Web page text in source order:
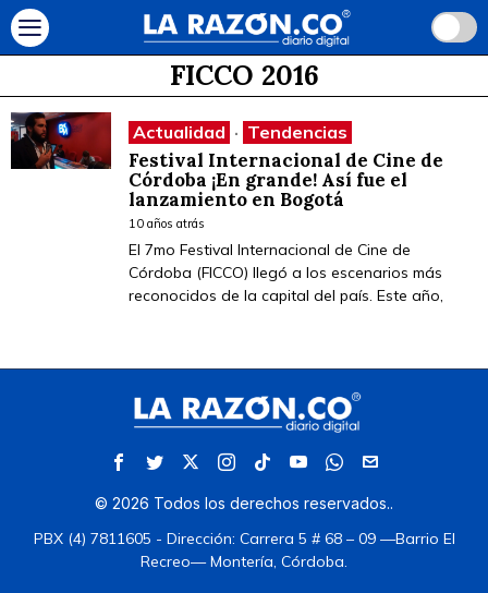
FICCO 2016
Actualidad · Tendencias
Festival Internacional de Cine de
Córdoba ¡En grande! Así fue el
lanzamiento en Bogotá
10 años atrás
El 7mo Festival Internacional de Cine de
Córdoba (FICCO) llegó a los escenarios más
reconocidos de la capital del país. Este año,
© 2026 Todos los derechos reservados..
PBX (4) 7811605 - Dirección: Carrera 5 # 68 – 09 —Barrio El
Recreo— Montería, Córdoba.